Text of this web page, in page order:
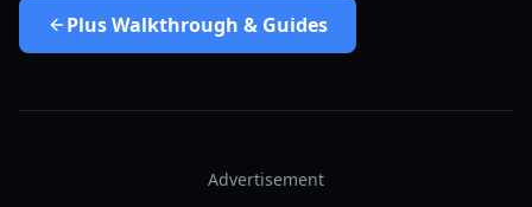
PlusWalkthrough & Guides
Advertisement